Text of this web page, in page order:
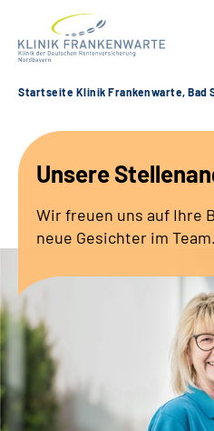
Leistungsangebot
Fachbereiche
Service
Karriere
Suche
Leichte Sprache
Startseite Klinik Frankenwarte, Bad
Unsere
Wir freuen uns auf Ihre
neue Gesichter im Team.